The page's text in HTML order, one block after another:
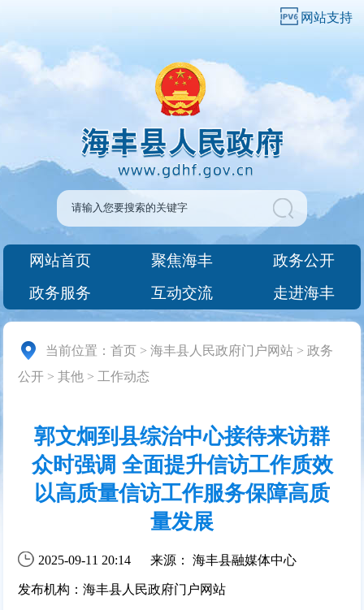
网站支持
网站首页 聚焦海丰
政务公开
政务服务
互动交流 走进海丰
当前位置：首页 >海丰县人民政府门户网站 >政务
公开 >其他 > 工作动态
郭文炯到县综治中心接待来访群
众时强调 全面提升信访工作质效
以高质量信访工作服务保障高质
量发展
2025-09-11 20:14 来源： 海丰县融媒体中心
发布机构：海丰县人民政府门户网站